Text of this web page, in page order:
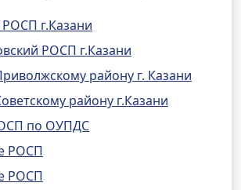
РОСП г.Казани
РОСП г.Казани
району г. Казани
району г.Казани
по ОУПДС
РОСП
РОСП